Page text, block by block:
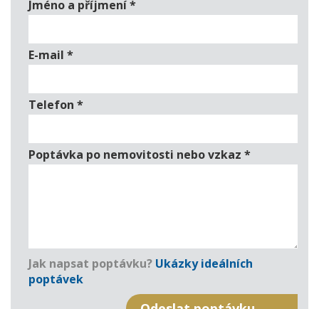
Jméno a příjmení*
E-mail *
Telefon *
Poptávka po nemovitosti nebo vzkaz *
Jak napsat poptávku? Ukázky ideálních
poptávek